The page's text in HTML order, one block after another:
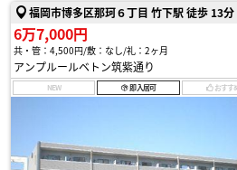
福岡市博多区那珂６丁目 竹下駅 徒歩 13分
6万7,000円
共・管：4,500円 敷：なし 礼：2ヶ月
アンプルールベトン筑紫通り
NEW 即入居可 おすす